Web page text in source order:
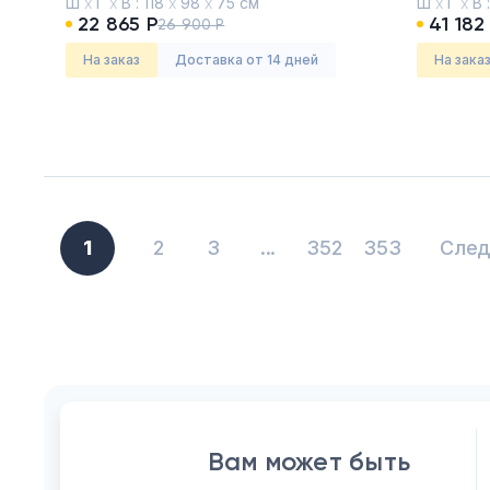
22 865 Р26 900 Р
На заказ Доставка от 14 дней
41
На заказ
1 2 3 ... 352 353
Вам может быть